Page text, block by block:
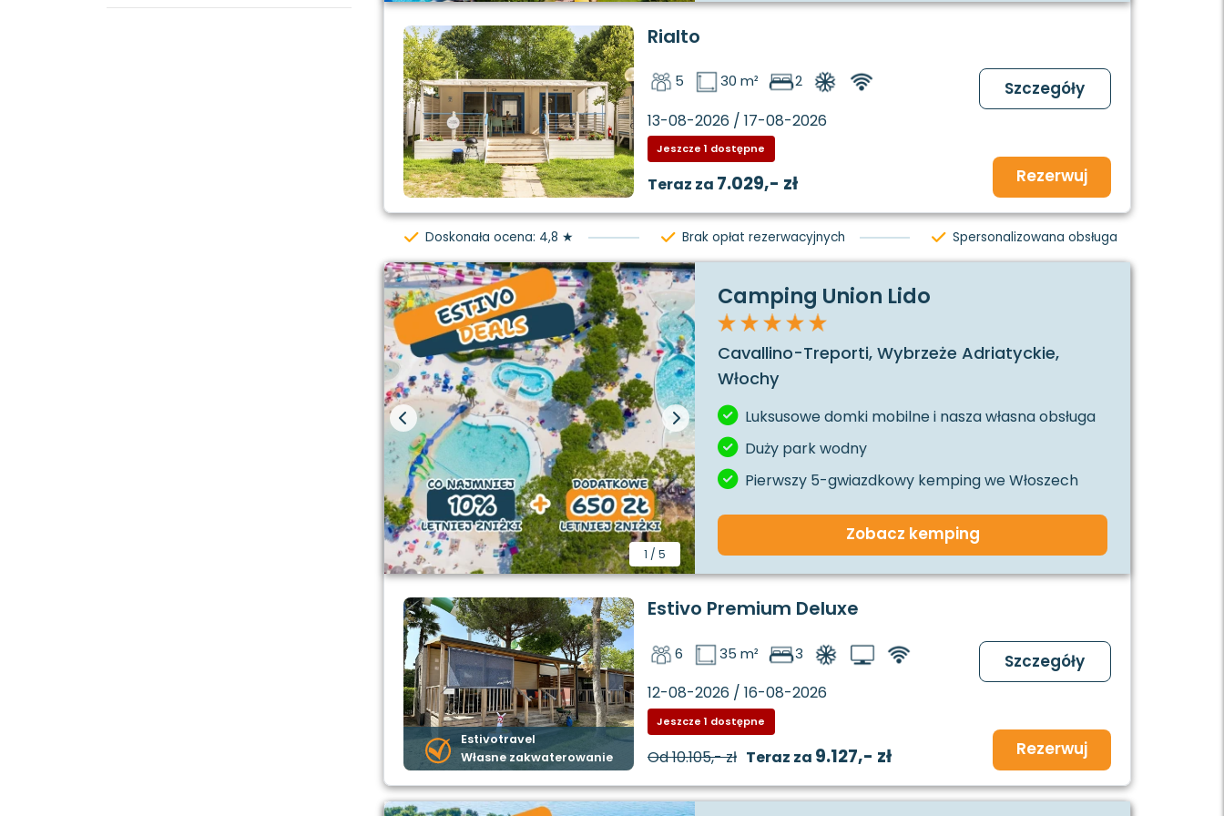
Rialto
5 30 m² 2
13-08-2026 / 17-08-2026
Jeszcze 1 dostępne
Teraz za 7.029,- zł
Szczegóły
Rezerwuj
Doskonała ocena: 4,8 ★ Brak opłat rezerwacyjnych Spersonalizowana obsługa
1 /5
Camping Union Lido
Cavallino-Treporti, Wybrzeże Adriatyckie,
Włochy
Luksusowe domki mobilne i nasza własna obsługa
Duży park wodny
Pierwszy 5-gwiazdkowy kemping we Włoszech
Zobacz kemping
Estivotravel
Własne zakwaterowanie
Estivo Premium Deluxe
6 35 m² 3
12-08-2026 / 16-08-2026
Jeszcze 1 dostępne
Od10.105,- zł Teraz za 9.127,- zł
Szczegóły
Rezerwuj